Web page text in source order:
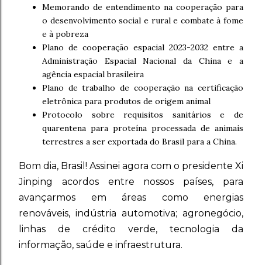
Memorando de entendimento na cooperação para
o desenvolvimento social e rural e combate à fome
e à pobreza
Plano de cooperação espacial 2023-2032 entre a
Administração Espacial Nacional da China e a
agência espacial brasileira
Plano de trabalho de cooperação na certificação
eletrônica para produtos de origem animal
Protocolo sobre requisitos sanitários e de
quarentena para proteína processada de animais
terrestres a ser exportada do Brasil para a China.
Bom dia, Brasil! Assinei agora com o presidente Xi
Jinping acordos entre nossos países, para
avançarmos em áreas como energias
renováveis, indústria automotiva; agronegócio,
linhas de crédito verde, tecnologia da
informação, saúde e infraestrutura.